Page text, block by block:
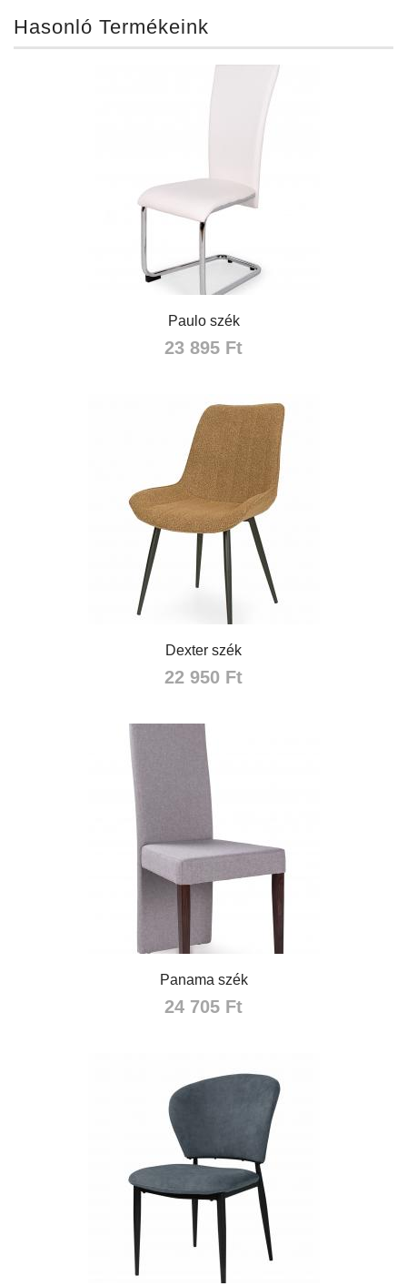
Hasonló Termékeink
Paulo szék
23 895 Ft
Dexter szék
22 950 Ft
Panama szék
24 705 Ft